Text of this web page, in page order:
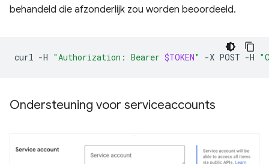
behandeld die afzonderlijk zou worden beoordeeld.
curl -H "Authorization: Bearer $TOKEN" -X POST -H
Ondersteuning voor serviceaccounts